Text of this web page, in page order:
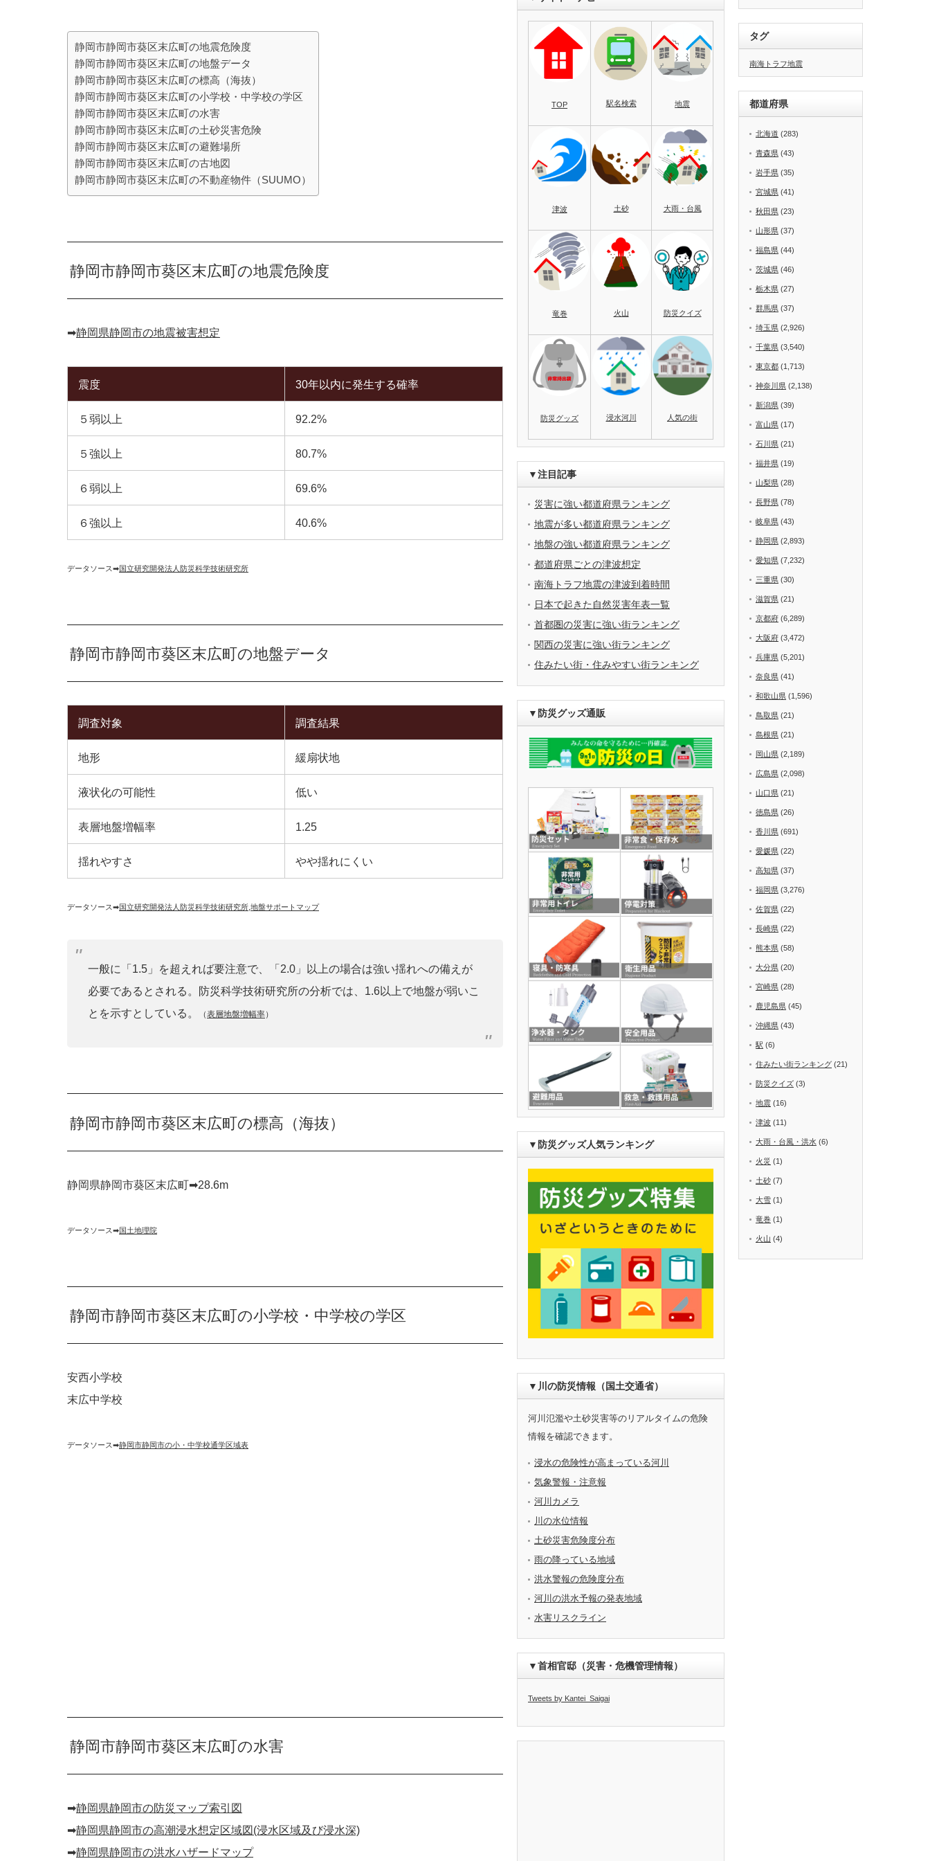
静岡市静岡市葵区末広町の地震危険度
静岡市静岡市葵区末広町の地盤データ
静岡市静岡市葵区末広町の標高（海抜）
静岡市静岡市葵区末広町の小学校・中学校の学区
静岡市静岡市葵区末広町の水害
静岡市静岡市葵区末広町の土砂災害危険
静岡市静岡市葵区末広町の避難場所
静岡市静岡市葵区末広町の古地図
静岡市静岡市葵区末広町の不動産物件（SUUMO）
静岡市静岡市葵区末広町の地震危険度
➡︎静岡県静岡市の地震被害想定
震度 30年以内に発生する確率
５弱以上 92.2%
５強以上 80.7%
６弱以上 69.6%
６強以上 40.6%
データソース➡︎国立研究開発法人防災科学技術研究所
静岡市静岡市葵区末広町の地盤データ
調査対象 調査結果
地形 緩扇状地
液状化の可能性 低い
表層地盤増幅率 1.25
揺れやすさ やや揺れにくい
データソース➡︎国立研究開発法人防災科学技術研究所 地盤サポートマップ
一般に「1.5」を超えれば要注意で、「2.0」以上の場合は強い揺れへの備えが
必要であるとされる。防災科学技術研究所の分析では、1.6以上で地盤が弱いこ
とを示すとしている。
（表層地盤増幅率）
静岡市静岡市葵区末広町の標高（海抜）
静岡県静岡市葵区末広町➡︎28.6m
データソース➡︎国土地理院
静岡市静岡市葵区末広町の小学校・中学校の学区
安西小学校
末広中学校
データソース➡︎静岡市静岡市の小・中学校通学区域表
静岡市静岡市葵区末広町の水害
➡︎静岡県静岡市の防災マップ索引図
➡︎静岡県静岡市の高潮浸水想定区域図(浸水区域及び浸水深)
➡︎静岡県静岡市の洪水ハザードマップ
TOP 駅名検索 地震
津波 土砂 大雨・台風
竜巻 火山 防災クイズ
防災グッズ 浸水河川 人気の街
▼注目記事
災害に強い都道府県ランキング
地震が多い都道府県ランキング
地盤の強い都道府県ランキング
都道府県ごとの津波想定
南海トラフ地震の津波到着時間
日本で起きた自然災害年表一覧
首都圏の災害に強い街ランキング
関西の災害に強い街ランキング
住みたい街・住みやすい街ランキング
▼防災グッズ通販
▼防災グッズ人気ランキング
▼川の防災情報（国土交通省）
河川氾濫や土砂災害等のリアルタイムの危険
情報を確認できます。
浸水の危険性が高まっている河川
気象警報・注意報
河川カメラ
川の水位情報
土砂災害危険度分布
雨の降っている地域
洪水警報の危険度分布
河川の洪水予報の発表地域
水害リスクライン
▼首相官邸（災害・危機管理情報）
Tweets by Kantei_Saigai
タグ
南海トラフ地震
都道府県
北海道 (283)
青森県 (43)
岩手県 (35)
宮城県 (41)
秋田県 (23)
山形県 (37)
福島県 (44)
茨城県 (46)
栃木県 (27)
群馬県 (37)
埼玉県 (2,926)
千葉県 (3,540)
東京都 (1,713)
神奈川県 (2,138)
新潟県 (39)
富山県 (17)
石川県 (21)
福井県 (19)
山梨県 (28)
長野県 (78)
岐阜県 (43)
静岡県 (2,893)
愛知県 (7,232)
三重県 (30)
滋賀県 (21)
京都府 (6,289)
大阪府 (3,472)
兵庫県 (5,201)
奈良県 (41)
和歌山県 (1,596)
鳥取県 (21)
島根県 (21)
岡山県 (2,189)
広島県 (2,098)
山口県 (21)
徳島県 (26)
香川県 (691)
愛媛県 (22)
高知県 (37)
福岡県 (3,276)
佐賀県 (22)
長崎県 (22)
熊本県 (58)
大分県 (20)
宮崎県 (28)
鹿児島県 (45)
沖縄県 (43)
駅 (6)
住みたい街ランキング (21)
防災クイズ (3)
地震 (16)
津波 (11)
大雨・台風・洪水 (6)
火災 (1)
土砂 (7)
大雪 (1)
竜巻 (1)
火山 (4)